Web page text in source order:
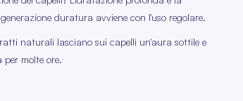
duratura avviene con l'uso regolare.
naturali lasciano sui capelli un'aura sottile e
molte ore.